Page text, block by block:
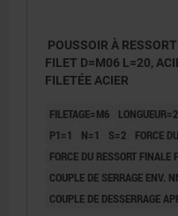
POUSSOIR À
FILET D=M06 L=20,
FILETÉE ACIER
FILETAGE=M6
P1=1
N=1 S=2
FORCE
FORCE DU RESSORT FINALE
COUPLE DE SERRAGE ENV.
COUPLE DE DESSERRAGE